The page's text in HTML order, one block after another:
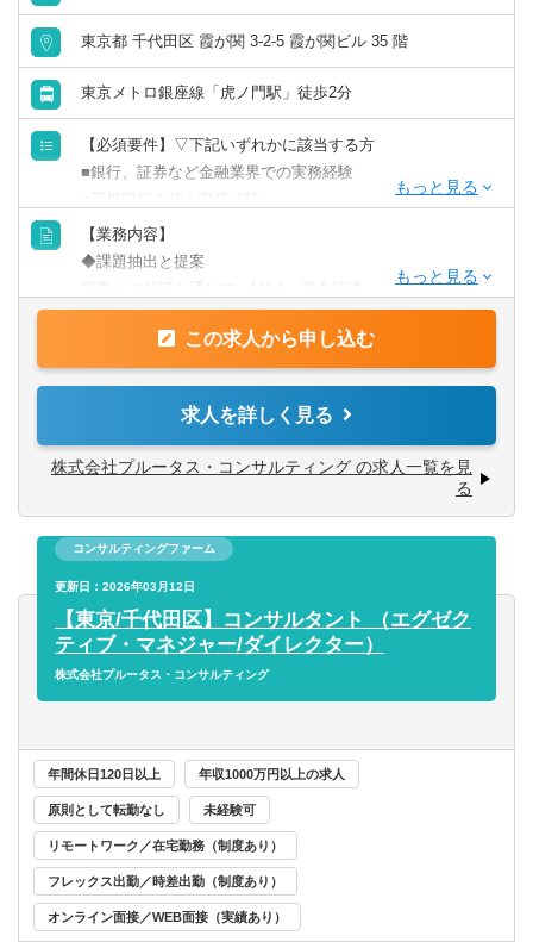
東京都 千代田区 霞が関 3-2-5 霞が関ビル 35 階
東京メトロ銀座線「虎ノ門駅」徒歩2分
【必須要件】▽下記いずれかに該当する方
■銀行、証券など金融業界での実務経験
【意欲・スキル】
■会計、法務、税務等の専門知識を貪欲に身に付ける意欲の
ある方
■チャレンジ精神、協調性を持って取り組める方
■銀行、証券、会計事務所、税理士事務所などにパイプがあ
れば 尚可
【業務内容】
◆課題抽出と提案
顧客との対話を通じて、M&A・資金調達・インセンティブ
題を特定し、解決案を提案します。
◆専門家との連携
ィスカッションを行い、質の高いソリューションを提案し
ます。
◆実行支援
トします。
◆新規開拓
ネットワークを活かした新規顧客・チャネルの開拓も行い
ます。
【サービス内容】
■M&A 関連業務（企業価値評価やデューデリジェンス、
■オプション関連業務（新株予約権、社債、種類株式の設
計・評価）
■会計アドバイザリー
■その他資本政策に関するコンサルティング業務
【クライアント】
業界問わない上場企業、非上場企業（スタートアップ、ベ
ンチャー含む）
この求人から申し込む
求人を詳しく見る
株式会社プルータス・コンサルティング の求人一覧を見
る
コンサルティングファーム
更新日：2026年03月12日
【東京/千代田区】コンサルタント （エグゼク
ティブ・マネジャー/ダイレクター）
株式会社プルータス・コンサルティング
年間休日120日以上 年収1000万円以上の求人
原則として転勤なし 未経験可
リモートワーク／在宅勤務（制度あり）
フレックス出勤／時差出勤（制度あり）
オンライン面接／WEB面接（実績あり）
群馬県 埼玉県
千葉県 東京都
神奈川県
北陸・甲信越
新潟県 富山県
福井県
長野県
東海
岐阜県
愛知県 三重県
関西
大阪府 兵庫県
奈良県
中国・四国
会計事務所・税理士法人
金融専門職
すべて選択する
投資銀行系業務
投資事業
経営／企画／管理／事務
すべて選択する
経理／財務／管理会計
経理
財務／管理会計
事務／秘書
管理部門アシスタント
事務／アシスタント